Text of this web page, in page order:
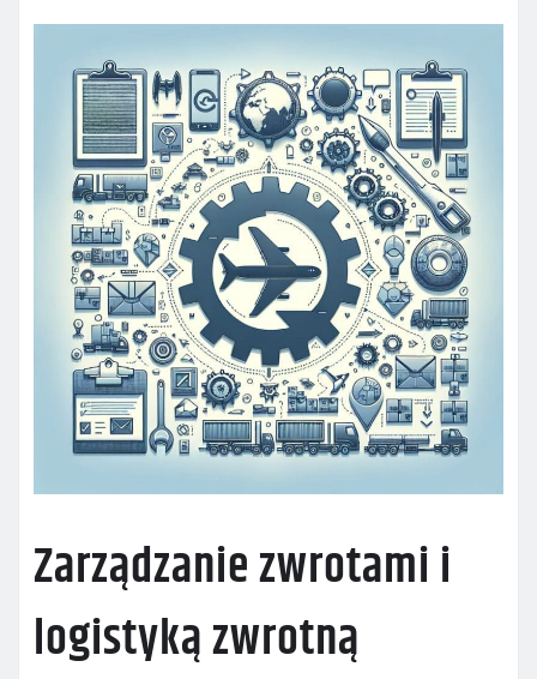
Zarządzanie zwrotami i
logistyką zwrotną